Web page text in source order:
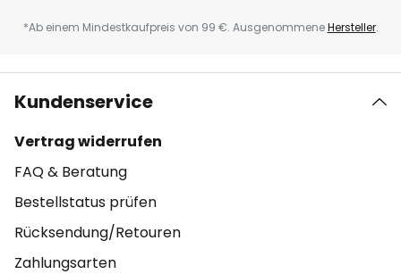
*Ab einem Mindestkaufpreis von 99 €. AusgenommeneHersteller.
Kundenservice
Vertrag widerrufen
FAQ & Beratung
Bestellstatus prüfen
Rücksendung/Retouren
Zahlungsarten